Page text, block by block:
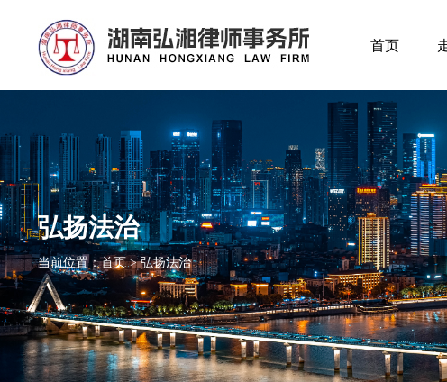
首页
弘扬法治
当前位置：首页 > 弘扬法治